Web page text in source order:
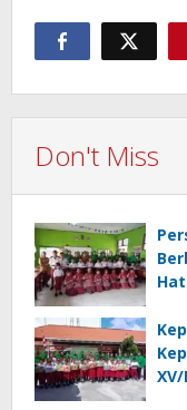
Don't Miss